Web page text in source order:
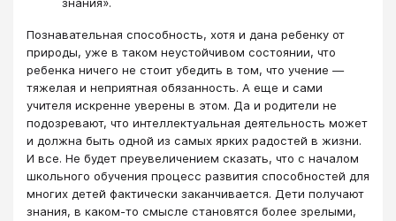
Познавательная способность, хотя и дана ребенку от
природы, уже в таком неустойчивом состоянии, что
ребенка ничего не стоит убедить в том, что учение ―
тяжелая и неприятная обязанность. А еще и сами
учителя искренне уверены в этом. Да и родители не
подозревают, что интеллектуальная деятельность может
и должна быть одной из самых ярких радостей в жизни.
И все. Не будет преувеличением сказать, что с началом
школьного обучения процесс развития способностей для
многих детей фактически заканчивается. Дети получают
знания, в каком-то смысле становятся более зрелыми,